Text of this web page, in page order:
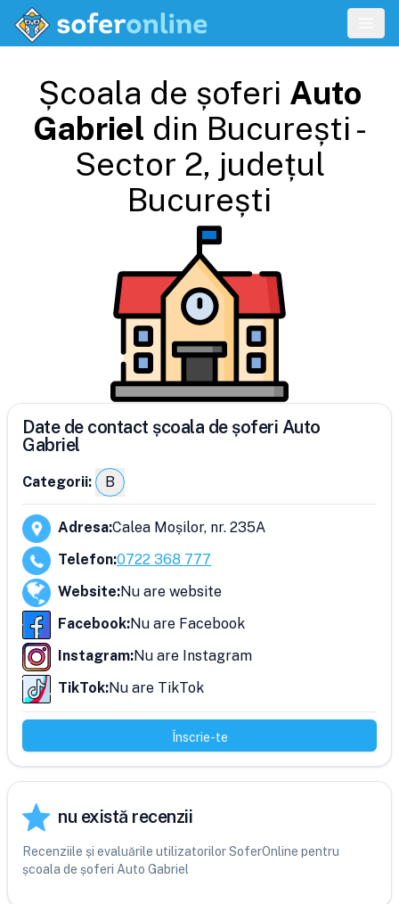
Școala de șoferi Auto
Gabriel din București -
Sector 2, județul
București
Date de contact școala de șoferi Auto
Gabriel
Categorii: B
Adresa:Calea Moșilor, nr. 235A
Telefon:0722 368 777
Website:Nu are website
Facebook:Nu are Facebook
Instagram:Nu are Instagram
TikTok:Nu are TikTok
Înscrie-te
nu există recenzii
Recenziile și evaluările utilizatorilor SoferOnline pentru
școala de șoferi Auto Gabriel